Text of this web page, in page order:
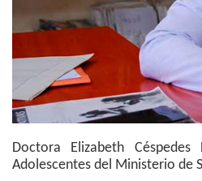
Doctora Elizabeth
Adolescentes del Ministerio de